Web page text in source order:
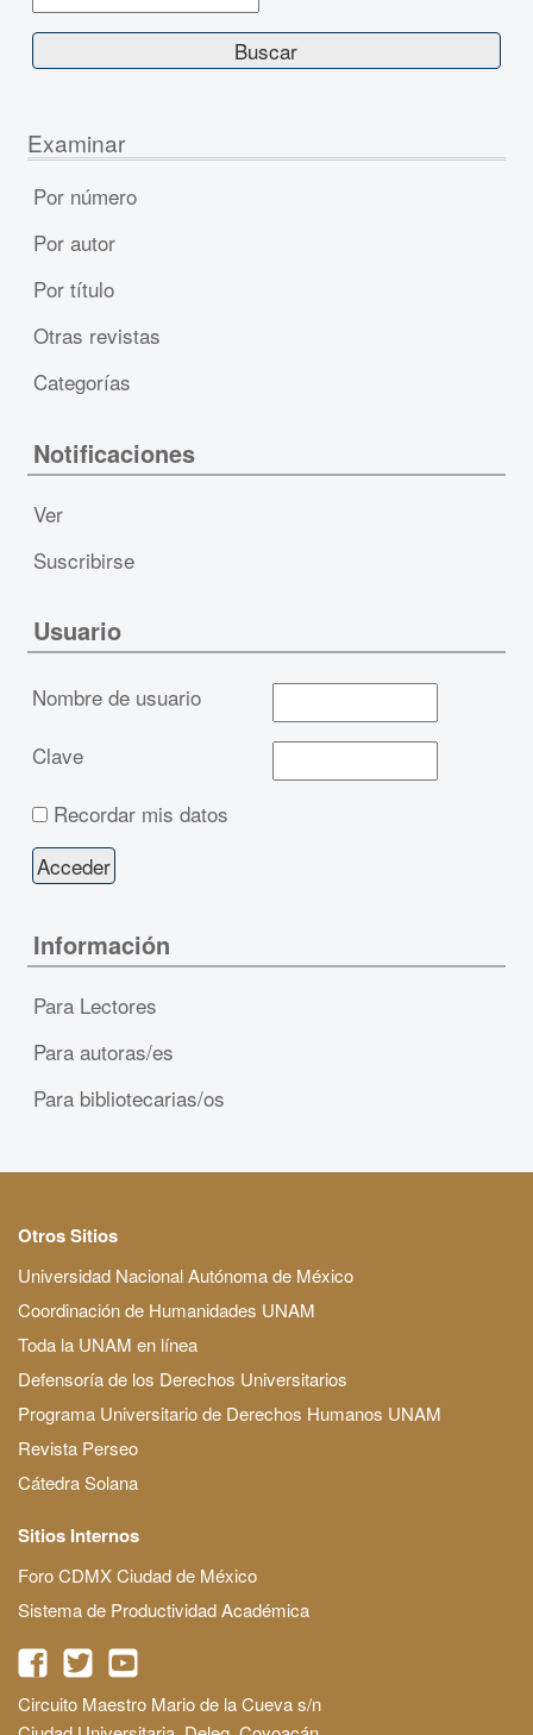
Examinar
Por número
Por autor
Por título
Otras revistas
Categorías
Notificaciones
Ver
Suscribirse
Usuario
Nombre de usuario
Clave
Recordar mis datos
Información
Para Lectores
Para autoras/es
Para bibliotecarias/os
Otros Sitios
Universidad Nacional Autónoma de México
Coordinación de Humanidades UNAM
Toda la UNAM en línea
Defensoría de los Derechos Universitarios
Programa Universitario de Derechos Humanos UNAM
Revista Perseo
Cátedra Solana
Sitios Internos
Foro CDMX Ciudad de México
Sistema de Productividad Académica
Circuito Maestro Mario de la Cueva s/n